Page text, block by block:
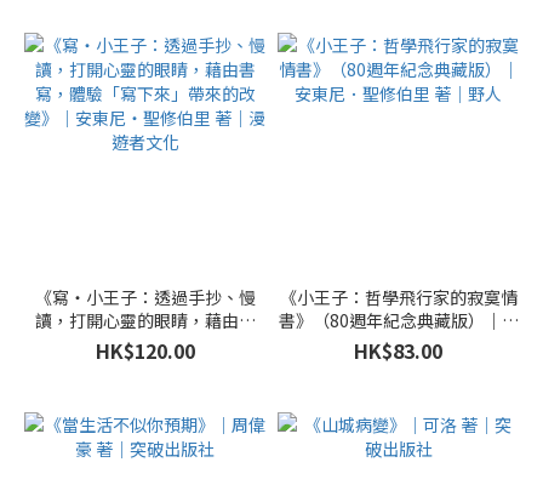
《寫‧小王子：透過手抄、慢
讀，打開心靈的眼睛，藉由書
寫，體驗「寫下來」帶來的改
變》｜安東尼・聖修伯里 著｜漫
HK$120.00
《小王子：哲學飛行家的寂寞情
書》（80週年紀念典藏版）｜安
東尼．聖修伯里 著｜野人
HK$83.00